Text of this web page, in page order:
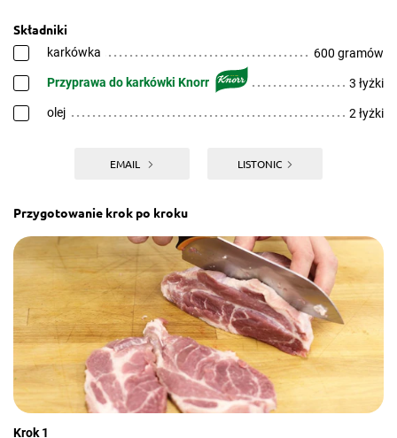
Składniki
karkówka 600 gramów
Przyprawa do karkówki Knorr 3 łyżki
olej 2 łyżki
EMAIL LISTONIC
Przygotowanie krok po kroku
Krok 1